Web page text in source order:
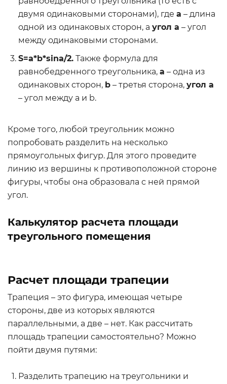
двумя одинаковыми сторонами), где а – длина
одной из одинаковых сторон, а угол а – угол
между одинаковыми сторонами.
S=a*b*sina/2. Также формула для
равнобедренного треугольника, а – одна из
одинаковых сторон, b – третья сторона, угол а
– угол между a и b.
Кроме того, любой треугольник можно
попробовать разделить на несколько
прямоугольных фигур. Для этого проведите
линию из вершины к противоположной стороне
фигуры, чтобы она образовала с ней прямой
угол.
Калькулятор расчета площади
треугольного помещения
Расчет площади трапеции
Трапеция – это фигура, имеющая четыре
стороны, две из которых являются
параллельными, а две – нет. Как рассчитать
площадь трапеции самостоятельно? Можно
пойти двумя путями:
Разделить трапецию на треугольники и